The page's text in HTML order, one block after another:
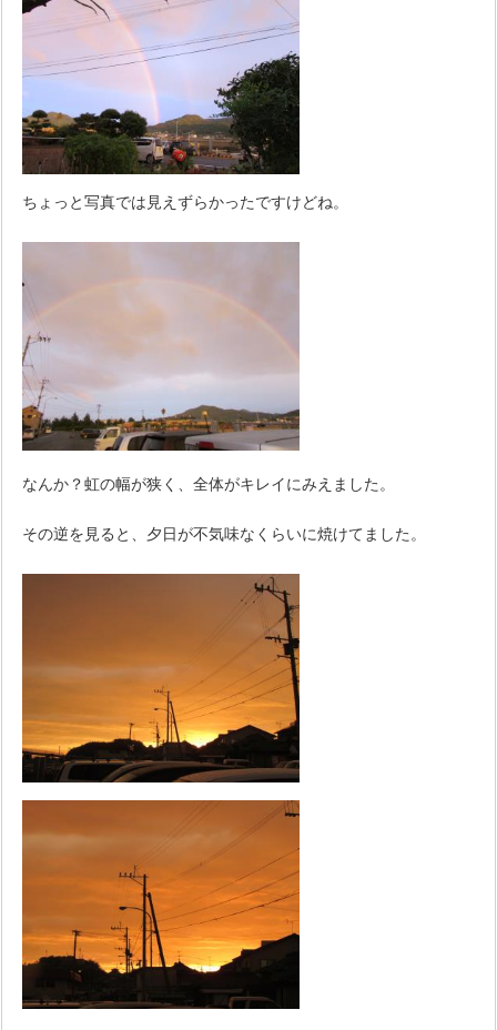
ちょっと写真では見えずらかったですけどね。
なんか？虹の幅が狭く、全体がキレイにみえました。
その逆を見ると、夕日が不気味なくらいに焼けてました。